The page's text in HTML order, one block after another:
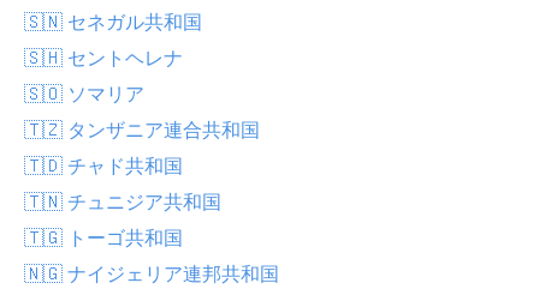
🇸🇳 セネガル共和国
🇸🇭 セントヘレナ
🇸🇴 ソマリア
🇹🇿 タンザニア連合共和国
🇹🇩 チャド共和国
🇹🇳 チュニジア共和国
🇹🇬 トーゴ共和国
🇳🇬 ナイジェリア連邦共和国